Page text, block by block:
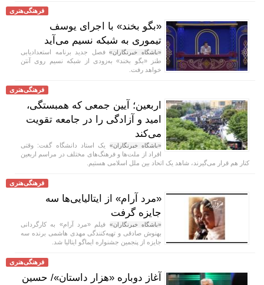
فرهنگی‌هنری
«بگو بخند» با اجرای یوسف
تیموری به شبکه نسیم می‌آید
«باشگاه خبرنگاران»فصل جدید برنامه استعدادیابی
طنز «بگو بخند» به‌زودی از شبکه نسیم روی آنتن
خواهد رفت.
فرهنگی‌هنری
اربعین؛ آیین جمعی که همبستگی،
امید و آزادگی را در جامعه تقویت
می‌کند
«باشگاه خبرنگاران» یک استاد دانشگاه گفت: وقتی
افراد از ملت‌ها و فرهنگ‌های مختلف در مراسم اربعین
کنار هم قرار می‌گیرند، شاهد یک اتحاد بین ملل اسلامی هستیم.
فرهنگی‌هنری
«مرد آرام» از ایتالیایی‌ها سه
جایزه گرفت
«باشگاه خبرنگاران» فیلم «مرد آرام» به کارگردانی
بهنوش صادقی و تهیه‌کنندگی مهدی هاشمی برنده سه
جایزه از پنجمین جشنواره ایماگو ایتالیا شد.
فرهنگی‌هنری
آغاز دوباره «هزار داستان»/ حسین